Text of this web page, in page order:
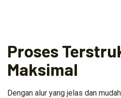
Proses
Maksimal
Dengan alur yang jelas dan